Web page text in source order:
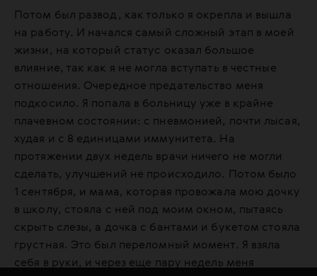
Потом был развод, как только я окрепла и вышла
на работу. И начался самый сложный этап в моей
жизни, на который статус оказал большое
влияние, так как я не могла вступать в честные
отношения. Очередное предательство меня
подкосило. Я попала в больницу уже в крайне
плачевном состоянии: с пневмонией, почти лысая,
худая и с 8 единицами иммунитета. На
протяжении двух недель врачи ничего не могли
сделать, улучшений не происходило. Потом было
1 сентября, и мама, которая провожала мою дочку
в школу, стояла с ней под моим окном, пытаясь
скрыть слезы, а дочка с бантами и букетом стояла
грустная. Это был переломный момент. Я взяла
себя в руки, и через еще пару недель меня